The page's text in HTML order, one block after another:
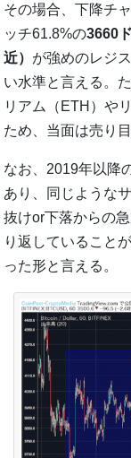
その場合、下降チ
ッチ61.8%の3660
近） が強めのレジ
い水準と言える。
リアム（ETH）や
ため、当面は売り
なお、2019年以降
あり、同じような
抜けor下落からの
り返していること
った形と言える。